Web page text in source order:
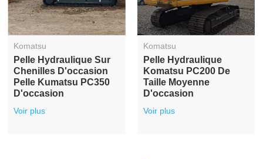
Komatsu
Pelle Hydraulique Sur
Chenilles D'occasion
Pelle Kumatsu PC350
D'occasion
Voir plus
Komatsu
Pelle Hydraulique
Komatsu PC200 De
Taille Moyenne
D'occasion
Voir plus